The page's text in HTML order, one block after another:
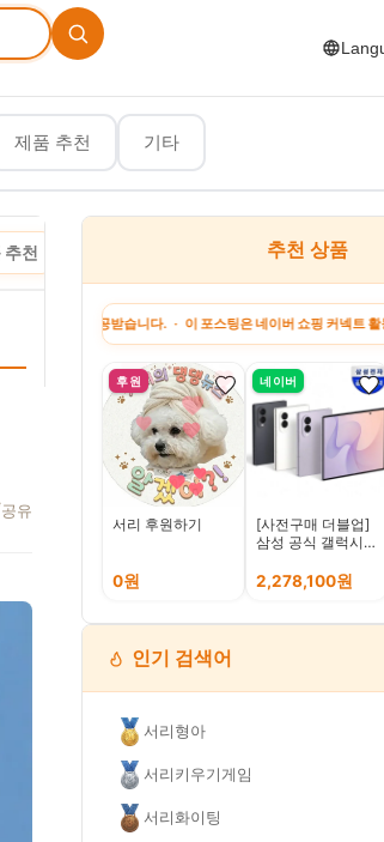
제품 추천 기타
추천 유머&짤 하고 싶
공유
추천 상품
습니다. · 이 포스팅은 네이버 쇼핑 커넥트 활동의 일환으로
후원
서리 후원하기
0원
네이버
[사전구매 더블업]
삼성 공식 갤럭시 Z
제 SM-F971N
2,278,100원
인기 검색어
서리형아
서리키우기게임
서리화이팅